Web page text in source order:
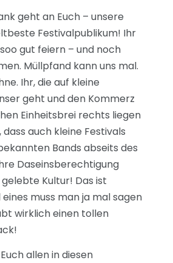
geht an Euch – unsere
Festivalpublikum! Ihr
gut feiern – und noch
Müllpfand kann uns mal.
Ihr, die auf kleine
geht und den Kommerz
Einheitsbrei rechts liegen
dass auch kleine Festivals
Bands abseits des
Daseinsberechtigung
Kultur! Das ist
muss man ja mal sagen
wirklich einen tollen
allen in diesen